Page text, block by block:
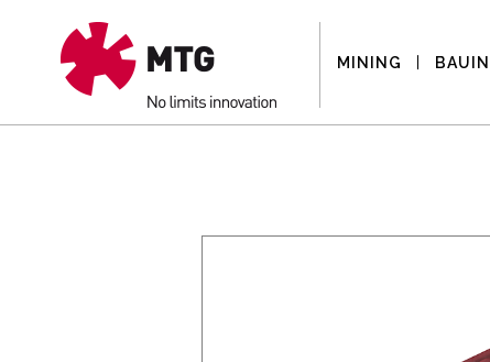
MINING